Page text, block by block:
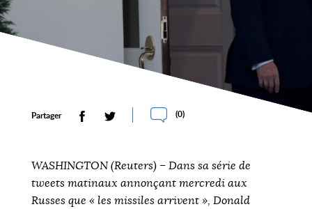
Partager (0)
WASHINGTON (Reuters) – Dans sa série de
tweets matinaux annonçant mercredi aux
Russes que « les missiles arrivent », Donald